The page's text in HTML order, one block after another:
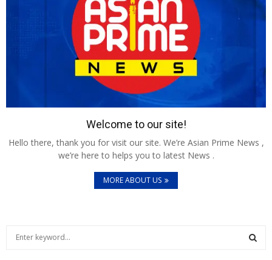
Welcome to our site!
Hello there, thank you for visit our site. We’re Asian Prime News ,
we’re here to helps you to latest News .
MORE ABOUT US